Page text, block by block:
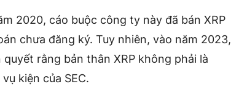
2020, cáo buộc công ty này đã bán XRP
chưa đăng ký. Tuy nhiên, vào năm 2023,
rằng bản thân XRP không phải là
kiện của SEC.